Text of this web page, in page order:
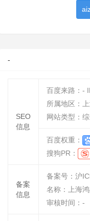
-
SEO
信息
百度来路： -
所属地区：
网站类型：
百度权重：
搜狗PR：
备案
信息
备案号：沪
名称：
上海
审核时间： -